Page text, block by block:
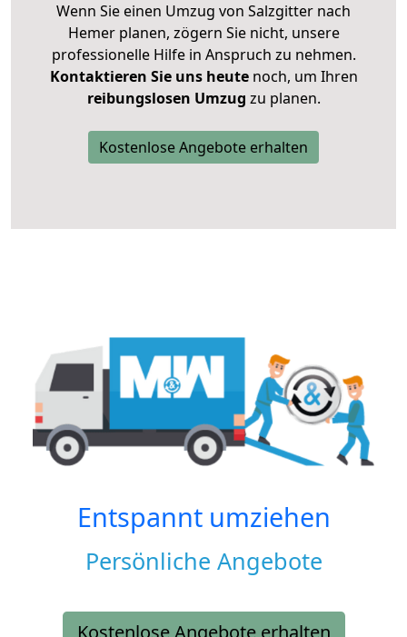
Wenn Sie einen Umzug von Salzgitter nach
Hemer planen, zögern Sie nicht, unsere
professionelle Hilfe in Anspruch zu nehmen.
Kontaktieren Sie uns heutenoch, um Ihren
reibungslosen Umzug zu planen.
Kostenlose Angebote erhalten
Entspannt umziehen
Persönliche Angebote